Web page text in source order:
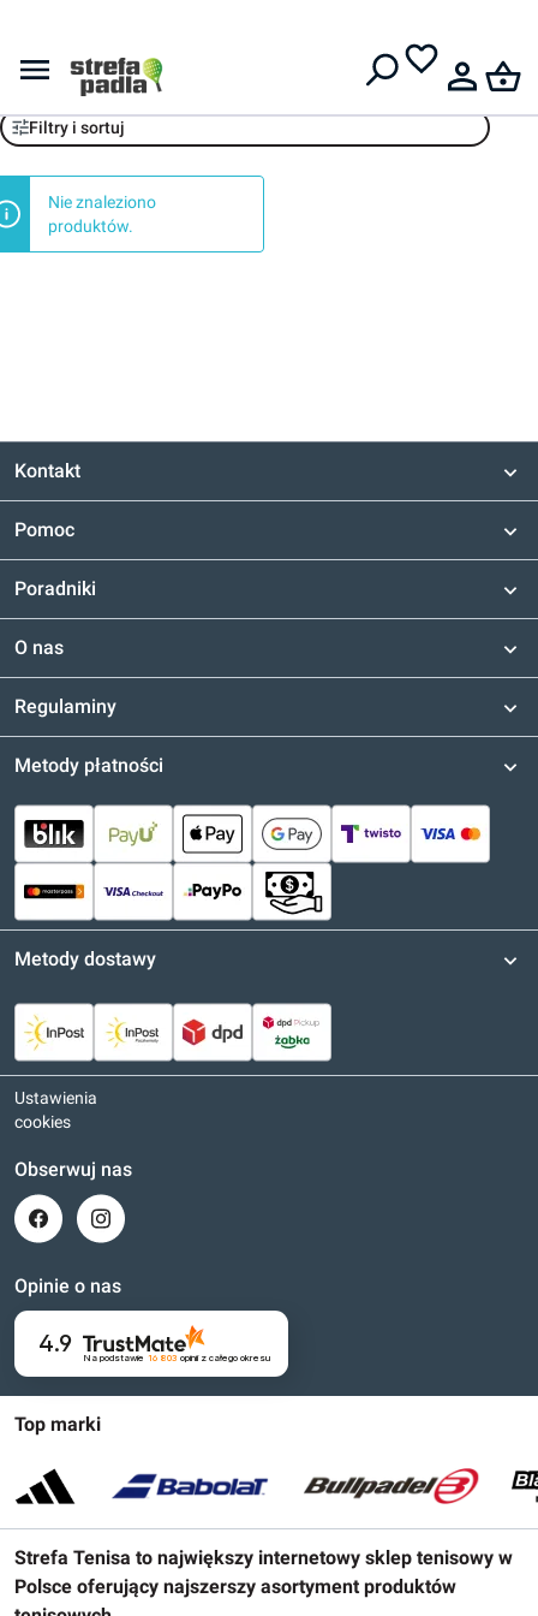
Stepy
Filtry i sortuj
Nie znaleziono
produktów.
Kontakt
Pomoc
Poradniki
O nas
Regulaminy
Top marki
Strefa Tenisa to największy internetowy sklep tenisowy w
Polsce oferujący najszerszy asortyment produktów
Metody płatności
Metody dostawy
Ustawienia
cookies
Obserwuj nas
Opinie o nas
4.9
Na podstawie 16 803 opinii z całego okresu